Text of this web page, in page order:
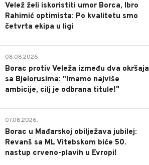
Velež želi iskoristiti umor Borca, Ibro
Rahimić optimista: Po kvalitetu smo
četvrta ekipa u ligi
08.08.2026.
Borac protiv Veleža između dva okršaja
sa Bjelorusima: "Imamo najviše
ambicije, cilj je odbrana titule!"
07.08.2026.
Borac u Mađarskoj obilježava jubilej:
Revanš sa ML Vitebskom biće 50.
nastup crveno-plavih u Evropi!